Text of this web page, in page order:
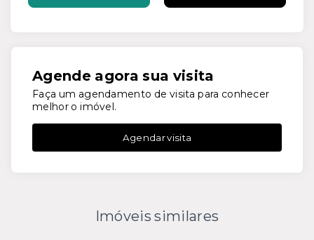
Agende agora sua visita
Faça um agendamento de visita para conhecer
melhor o imóvel.
Agendar visita
Imóveis similares